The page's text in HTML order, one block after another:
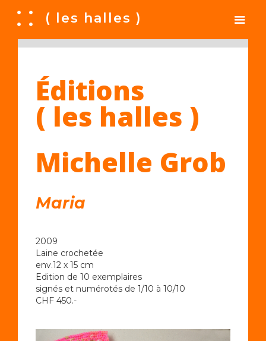
A ( les halles )
Éditions
( les halles )
Michelle Grob
Maria
2009
Laine crochetée
env.12 x 15 cm
Edition de 10 exemplaires
signés et numérotés de 1/10 à 10/10
CHF 450.-